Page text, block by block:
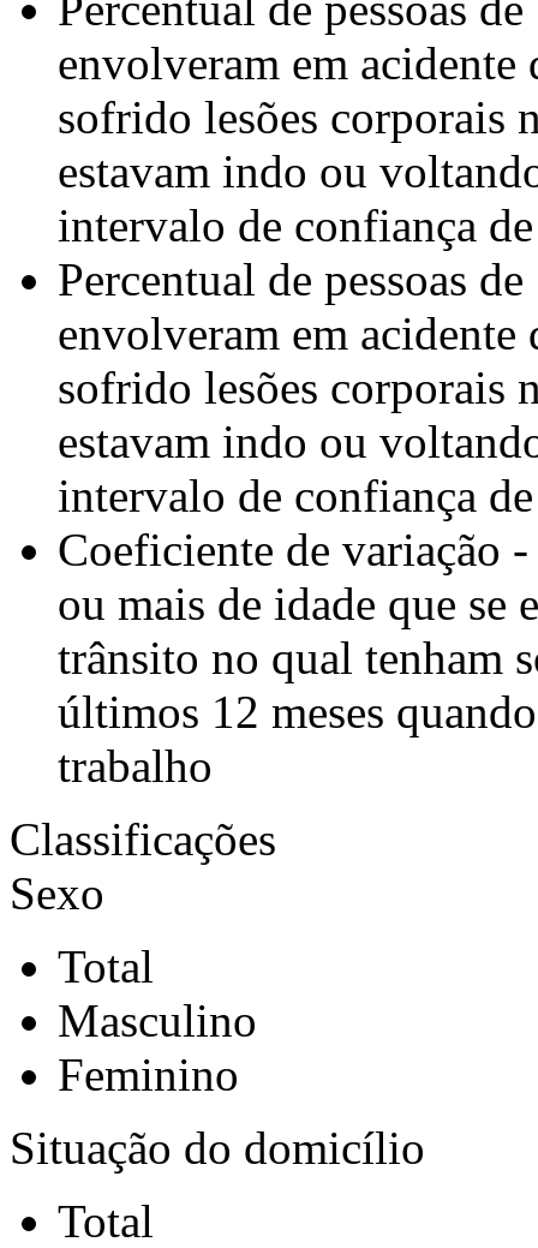
envolveram em
sofrido lesões corporais
estavam indo ou
intervalo de confiança
Percentual de pessoas
envolveram em
sofrido lesões corporais
estavam indo ou
intervalo de confiança
Coeficiente de variação -
ou mais de idade que se
trânsito no qual tenham
últimos 12 meses
trabalho
Classificações
Sexo
Total
Masculino
Feminino
Situação do domicílio
Total